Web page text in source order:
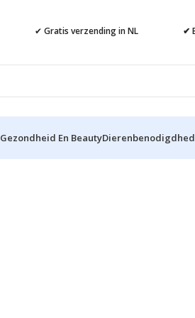
✔ Gratis verzending in NL ✔
Gezondheid En Beauty